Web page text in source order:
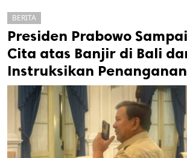
cipta.
BERITA
Presiden Prabowo
Cita atas Banjir di Bali
Instruksikan